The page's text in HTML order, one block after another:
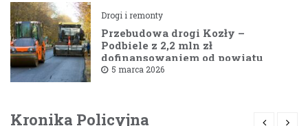
Drogi i remonty
Przebudowa drogi Kozły –
Podbiele z 2,2 mln zł
dofinansowaniem od powiatu
bielskiego
5 marca 2026
Kronika Policyjna